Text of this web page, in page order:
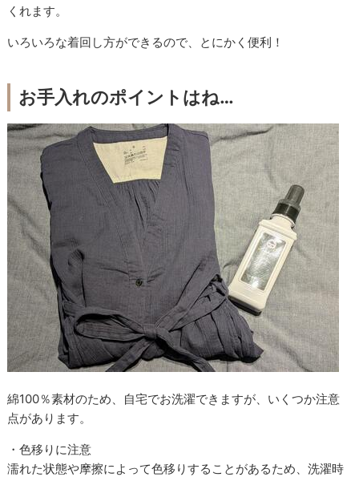
くれます。
いろいろな着回し方ができるので、とにかく便利！
お手入れのポイントはね…
綿100％素材のため、自宅でお洗濯できますが、いくつか注意
点があります。
・色移りに注意
濡れた状態や摩擦によって色移りすることがあるため、洗濯時